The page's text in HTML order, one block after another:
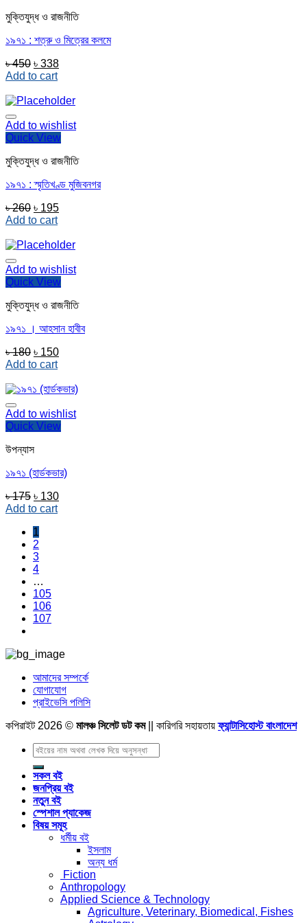
মুক্তিযুদ্ধ ও রাজনীতি
১৯৭১ : শত্রু ও মিত্রের কলমে
৳450 Original
price
৳ 450.
৳ 338Current
৳ 338.
Add to cart
Add to wishlist
Quick View
মুক্তিযুদ্ধ ও রাজনীতি
১৯৭১ : স্মৃতিখণ্ড মুজিবনগর
৳260 Original
price
৳ 260.
৳ 195Current
৳ 195.
Add to cart
Add to wishlist
Quick View
মুক্তিযুদ্ধ ও রাজনীতি
১৯৭১ । আহসান হাবীব
৳180 Original
price
৳ 180.
৳ 150Current
৳ 150.
Add to cart
Add to wishlist
Quick View
উপন্যাস
১৯৭১ (হার্ডকভার)
৳175 Original
price
৳ 175.
৳ 130Current
Add to cart
1
2
3
4
…
105
106
107
আমাদের সম্পর্কে
যোগাযোগ
প্রাইভেসি পলিসি
কপিরাইট 2026 © মালঞ্চ সিলেট ডট কম|| কারিগরি সহায়তায়ফ্যান্টাসিহোস্ট বাংলাদেশ
Search
for:
সকল বই
জনপ্রিয় বই
নতুন বই
স্পেশাল প্যাকেজ
বিষয় সমূহ
ধর্মীয় বই
ইসলাম
অন্য ধর্ম
Fiction
Anthropology
Applied Science & Technology
Agriculture, Veterinary, Biomedical, Fishes